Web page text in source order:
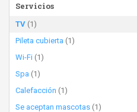
Servicios
TV (1)
Pileta cubierta (1)
Wi-Fi (1)
Spa (1)
Calefacción (1)
Se aceptan mascotas (1)